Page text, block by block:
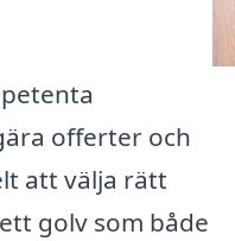
offerter och
att välja rätt
golv som både